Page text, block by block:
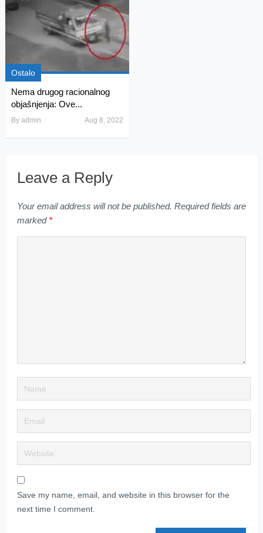
Ostalo
Nema drugog racionalnog
objašnjenja: Ove...
By admin Aug 8, 2022
Leave a Reply
Your email address will not be published. Required fields are
marked *
Save my name, email, and website in this browser for the
next time I comment.